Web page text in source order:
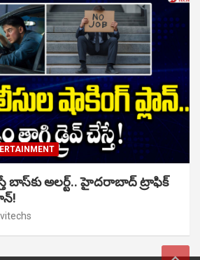
బాస్‌కు అలర్ట్.. హైదరాబాద్ ట్రాఫిక్